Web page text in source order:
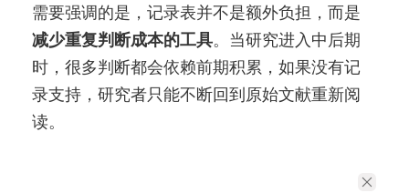
需要强调的是，记录表并不是额外负担，而是
减少重复判断成本的工具。当研究进入中后期
时，很多判断都会依赖前期积累，如果没有记
录支持，研究者只能不断回到原始文献重新阅
读。
在这一环节，可以结合 UPDF 的知识库与批注